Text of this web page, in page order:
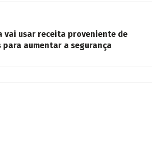
vai usar receita proveniente de
para aumentar a segurança